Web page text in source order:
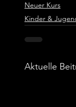
Neuer Kurs
Kinder &
Aktuelle